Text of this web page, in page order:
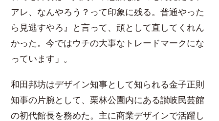
アレ、なんやろう？って印象に残る。普通やった
ら見逃すやろ』と言って、頑として直してくれん
かった。今ではウチの大事なトレードマークにな
っています」。
和田邦坊はデザイン知事として知られる金子正則
知事の片腕として、栗林公園内にある讃岐民芸館
の初代館長を務めた。主に商業デザインで活躍し